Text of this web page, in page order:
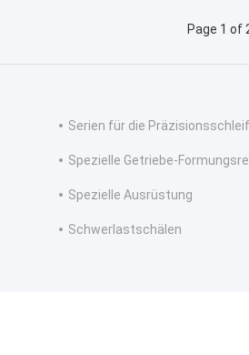
Page 1 of
Serien für die
Spezielle Getriebe-
Spezielle Ausrüstung
Schwerlastschälen